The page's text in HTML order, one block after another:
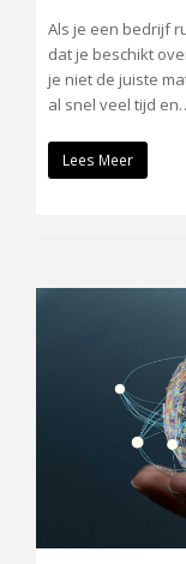
Als je een bedrijf
dat je beschikt
je niet de juiste
al snel veel tijd
Lees Meer